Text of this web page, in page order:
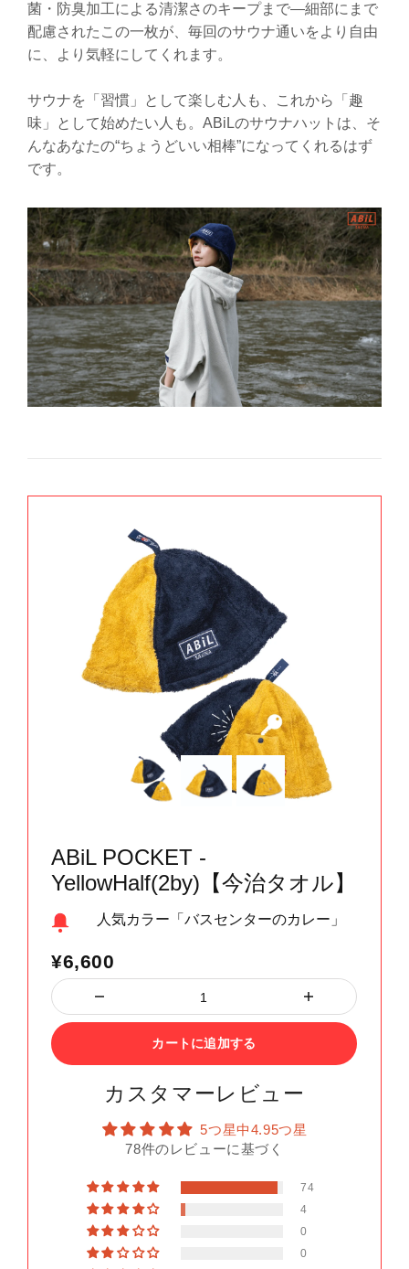
菌・防臭加工による清潔さのキープまで—細部にまで
配慮されたこの一枚が、毎回のサウナ通いをより自由
に、より気軽にしてくれます。
サウナを「習慣」として楽しむ人も、これから「趣
味」として始めたい人も。ABiLのサウナハットは、そ
んなあなたの“ちょうどいい相棒”になってくれるはず
です。
ABiL POCKET -
YellowHalf(2by)【今治タオル】
人気カラー「バスセンターのカレー」
¥6,600
カートに追加する
カスタマーレビュー
5つ星中4.95つ星
78件のレビューに基づく
74
4
0
0